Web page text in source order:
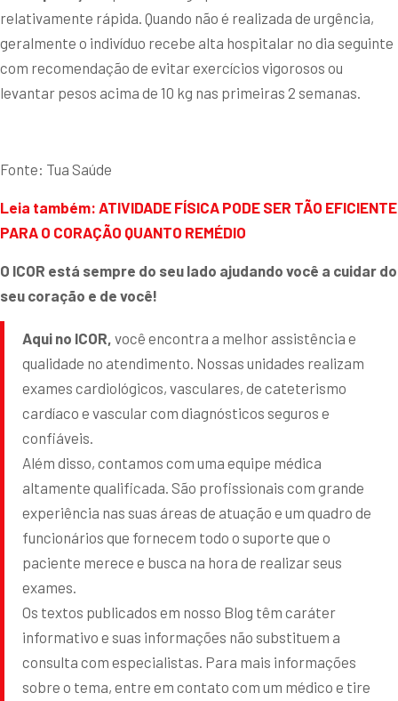
relativamente rápida. Quando não é realizada de urgência,
geralmente o indivíduo recebe alta hospitalar no dia seguinte
com recomendação de evitar exercícios vigorosos ou
levantar pesos acima de 10 kg nas primeiras 2 semanas.
Fonte: Tua Saúde
Leia também: ATIVIDADE FÍSICA PODE SER TÃO EFICIENTE
PARA O CORAÇÃO QUANTO REMÉDIO
O ICOR está sempre do seu lado ajudando você a cuidar do
seu coração e de você!
Aqui no ICOR, você encontra a melhor assistência e
qualidade no atendimento. Nossas unidades realizam
exames cardiológicos, vasculares, de cateterismo
cardíaco e vascular com diagnósticos seguros e
confiáveis.
Além disso, contamos com uma equipe médica
altamente qualificada. São profissionais com grande
experiência nas suas áreas de atuação e um quadro de
funcionários que fornecem todo o suporte que o
paciente merece e busca na hora de realizar seus
exames.
Os textos publicados em nosso Blog têm caráter
informativo e suas informações não substituem a
consulta com especialistas. Para mais informações
sobre o tema, entre em contato com um médico e tire